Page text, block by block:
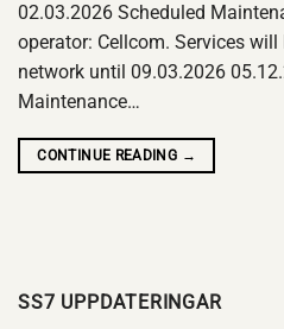
02.03.2026 Scheduled
operator: Cellcom. Services
network until 09.03.2026
Maintenance…
CONTINUE READING →
SS7 UPPDATERINGAR